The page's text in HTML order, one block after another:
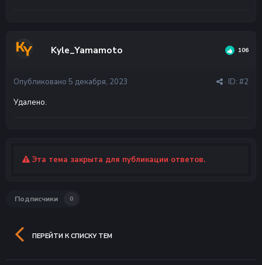
Kyle_Yamamoto 106
· ID: #2
Опубликовано 5 декабря, 2023
Удалено.
Эта тема закрыта для публикации ответов.
Подписчики 0
ПЕРЕЙТИ К СПИСКУ ТЕМ